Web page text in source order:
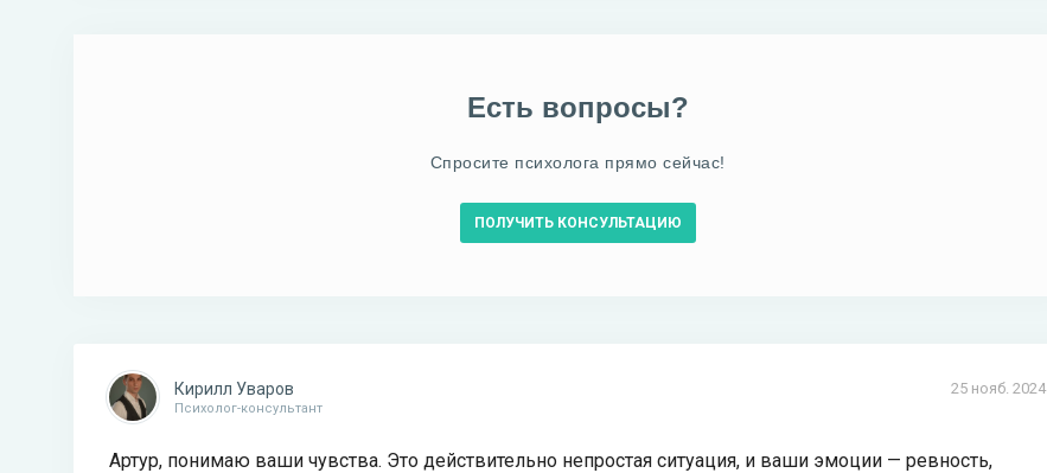
Есть вопросы?
Спросите психолога прямо сейчас!
ПОЛУЧИТЬ КОНСУЛЬТАЦИЮ
25 нояб. 2024
Кирилл Уваров
Психолог-консультант
Артур, понимаю ваши чувства. Это действительно непростая ситуация, и ваши эмоции — ревность,